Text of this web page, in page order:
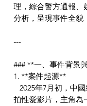
理，綜合警方通報、
分析，呈現事件全貌
---
### **一、事件背景
1. **案件起源**
拍性愛影片，主角為